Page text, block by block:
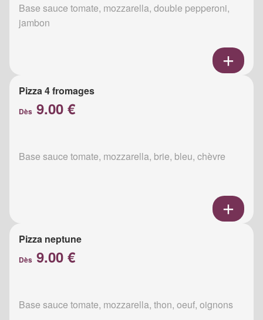
Base sauce tomate, mozzarella, double pepperoni,
jambon
Pizza 4 fromages
Dès 9.00 €
Base sauce tomate, mozzarella, brie, bleu, chèvre
Pizza neptune
Dès 9.00 €
Base sauce tomate, mozzarella, thon, oeuf, oignons